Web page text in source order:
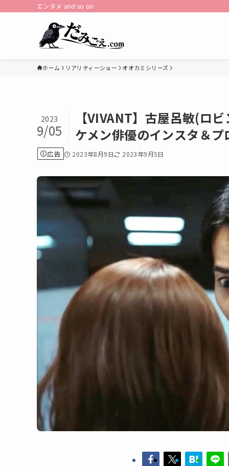
エンタメ and so on
ホーム リアリティーショー オオカミシリーズ
【VIVANT】古屋呂敏(ロ
ケメン俳優のインスタ＆
2023
9/05
広告 2023年8月9日 2023年9月5日